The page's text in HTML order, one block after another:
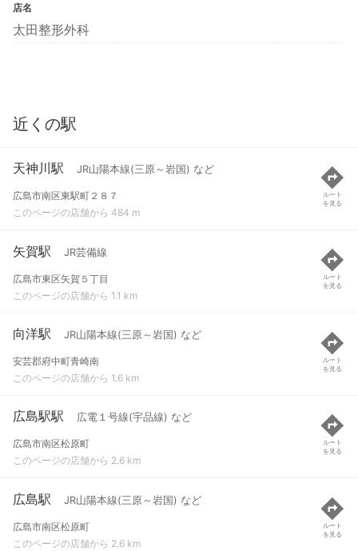
店名
太田整形外科
近くの駅
天神川駅 JR山陽本線(三原～岩国) など
広島市南区東駅町２８７
このページの店舗から 484 m
ルート
を見る
矢賀駅 JR芸備線
広島市東区矢賀５丁目
このページの店舗から 1.1 km
ルート
を見る
向洋駅 JR山陽本線(三原～岩国) など
安芸郡府中町青崎南
このページの店舗から 1.6 km
ルート
を見る
広島駅駅 広電１号線(宇品線) など
広島市南区松原町
このページの店舗から 2.6 km
ルート
を見る
広島駅 JR山陽本線(三原～岩国) など
広島市南区松原町
このページの店舗から 2.6 km
ルート
を見る